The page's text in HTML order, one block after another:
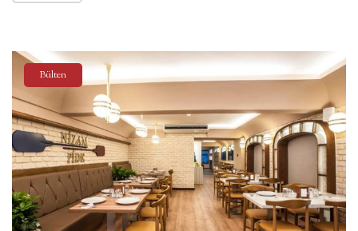
Bülten